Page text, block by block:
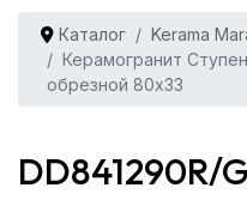
Каталог Kerama
Керамогранит
обрезной 80x33
DD841290R/